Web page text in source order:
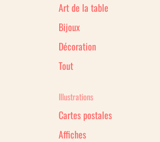
Art de la table
Bijoux
Décoration
Tout
Illustrations
Cartes postales
Affiches